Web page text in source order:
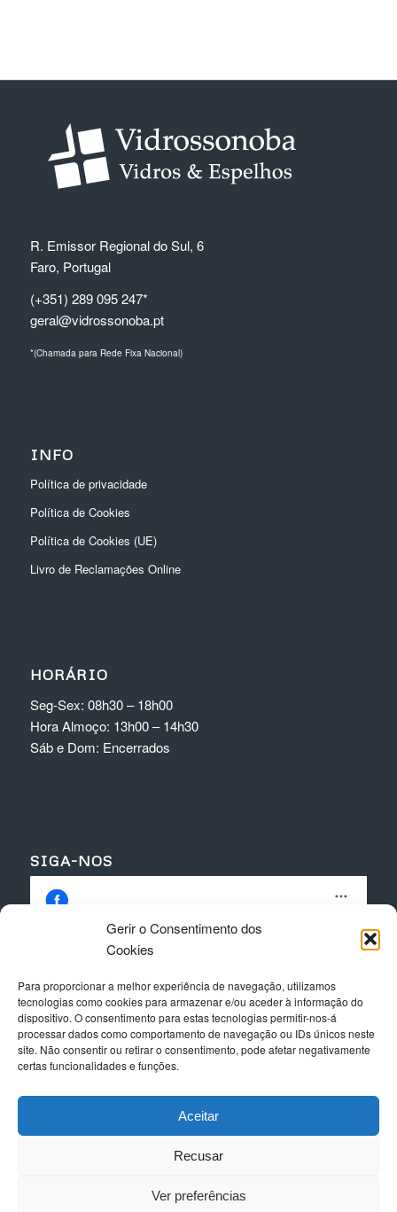
Gerir o Consentimento dos
Cookies
Para proporcionar a melhor experiência de navegação, utilizamos
tecnologias como cookies para armazenar e/ou aceder à informação do
dispositivo. O consentimento para estas tecnologias permitir-nos-á
processar dados como comportamento de navegação ou IDs únicos neste
site. Não consentir ou retirar o consentimento, pode afetar negativamente
certas funcionalidades e funções.
Aceitar
Recusar
Ver preferências
R. Emissor Regional do Sul, 6
Faro, Portugal
(+351) 289 095 247*
geral@vidrossonoba.pt
*(Chamada para Rede Fixa Nacional)
INFO
Política de privacidade
Política de Cookies
Política de Cookies (UE)
Livro de Reclamações Online
HORÁRIO
Seg-Sex: 08h30 – 18h00
Hora Almoço: 13h00 – 14h30
Sáb e Dom: Encerrados
SIGA-NOS
Clique para aceitar os cookies para este
serviço